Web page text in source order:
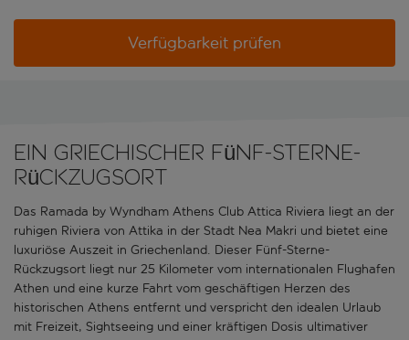
Verfügbarkeit prüfen
Ein griechischer Fünf-Sterne-
Rückzugsort
Das Ramada by Wyndham Athens Club Attica Riviera liegt an der
ruhigen Riviera von Attika in der Stadt Nea Makri und bietet eine
luxuriöse Auszeit in Griechenland. Dieser Fünf-Sterne-
Rückzugsort liegt nur 25 Kilometer vom internationalen Flughafen
Athen und eine kurze Fahrt vom geschäftigen Herzen des
historischen Athens entfernt und verspricht den idealen Urlaub
mit Freizeit, Sightseeing und einer kräftigen Dosis ultimativer